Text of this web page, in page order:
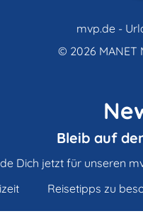
mvp.de -
© 2026 MANET
Bleib auf
Dich jetzt für unseren
Reisetipps zu